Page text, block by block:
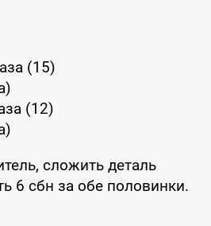
(15)
(12)
сложить деталь
6 сбн за обе половинки.